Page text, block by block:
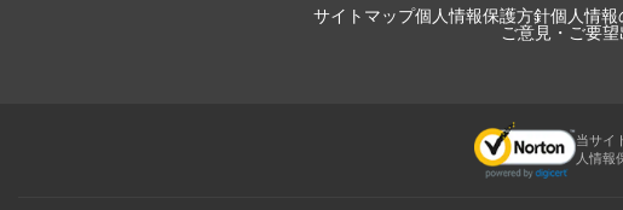
サイトマップ個人情報保護方針個人情報
ご意見・ご要望
当サイ
人情報